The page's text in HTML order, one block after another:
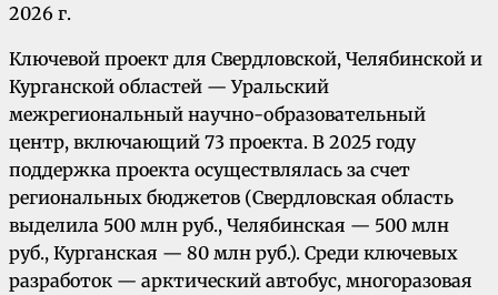
2026 г.
Ключевой проект для Свердловской, Челябинской и
Курганской областей — Уральский
межрегиональный научно-образовательный
центр, включающий 73 проекта. В 2025 году
поддержка проекта осуществлялась за счет
региональных бюджетов (Свердловская область
выделила 500 млн руб., Челябинская — 500 млн
руб., Курганская — 80 млн руб.). Среди ключевых
разработок — арктический автобус, многоразовая